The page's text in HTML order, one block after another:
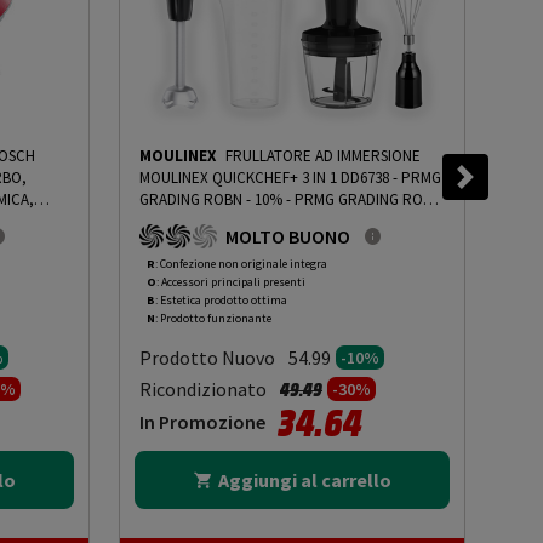
- 10%
da
MOULINEX FRULLATORE AD IMMERSIONE
MOULINEX QUICKCHEF+ 3 IN 1 DD6738 - PRMG
GRADING ROBN - 10%- PRMG GRADING ROBN
- 10%
MOLTO BUONO
R: Confezione non originale integra
O: Accessori principali presenti
B: Estetica prodotto ottima
N: Prodotto funzionante
Prodotto Nuovo 54.99 -10%
Ricondizionato Prezzo ridotto da
49.49a-30%
In Promozione 34.64
Aggiungi al carrello